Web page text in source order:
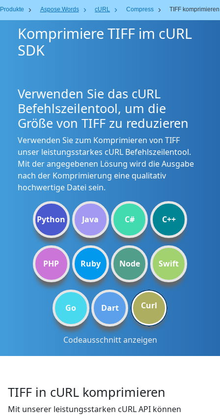
Produkte Aspose.Words cURL Compress TIFF komprimieren
Komprimiere TIFF im cURL
SDK
Verwenden Sie das cURL
Befehlszeilentool, um die
Größe von TIFF zu reduzieren
Verwenden Sie zum Komprimieren von TIFF
unser leistungsstarkes cURL Befehlszeilentool.
Mit der angegebenen Lösung wird die Ausgabe
nach der Komprimierung eine qualitativ
hochwertige Datei sein.
Python Java C# C++
PHP Ruby Node Swift
Go Dart Curl
Codeausschnitt anzeigen
TIFF in cURL komprimieren
Mit unserer leistungsstarken cURL API können